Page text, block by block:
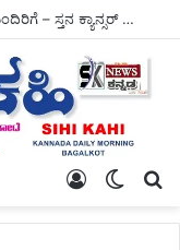
ಮಗುವಿಗೆ ಸ್ತನ್ಯಪಾನ ಮಾಡಿಸುವದರಿಂದ ತಾಯಿಯಂದಿರಿಗೆ – ಸ್ತನ ಕ್ಯಾನ್ಸರ್ ಮಧುಮೇಹ ದೂರ.
Switch
Log